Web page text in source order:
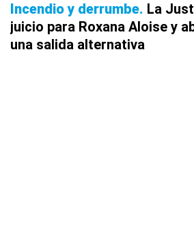
Incendio y derrumbe La
juicio para Roxana Aloise y
una salida alternativa